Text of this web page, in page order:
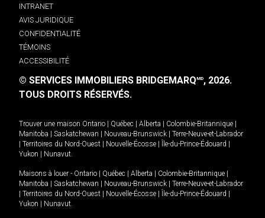
INTRANET
AVIS JURIDIQUE
CONFIDENTIALITÉ
TÉMOINS
ACCESSIBILITÉ
© SERVICES IMMOBILIERS BRIDGEMARQMD, 2026.
TOUS DROITS RÉSERVÉS.
Trouver une maison Ontario | Québec | Alberta | Colombie-Britannique |
Manitoba | Saskatchewan | Nouveau-Brunswick | Terre-Neuve-et-Labrador
| Territoires du Nord-Ouest | Nouvelle-Écosse | Île-du-Prince-Édouard |
Yukon | Nunavut
Maisons à louer - Ontario | Québec | Alberta | Colombie-Britannique |
Manitoba | Saskatchewan | Nouveau-Brunswick | Terre-Neuve-et-Labrador
| Territoires du Nord-Ouest | Nouvelle-Écosse | Île-du-Prince-Édouard |
Yukon | Nunavut